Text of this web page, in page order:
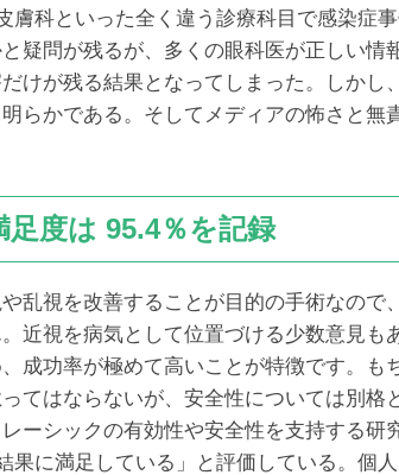
膚科といった全く違う診療科目で感染症
疑問が残るが、多くの眼科医が正しい情
けが残る結果となってしまった。しかし
らかである。そしてメディアの怖さと無
度は 95.4％を記録
乱視を改善することが目的の手術なので
近視を病気として位置づける少数意見も
成功率が極めて高いことが特徴です。も
てはならないが、安全性については別格
ーシックの有効性や安全性を支持する研
果に満足している」と評価している。個